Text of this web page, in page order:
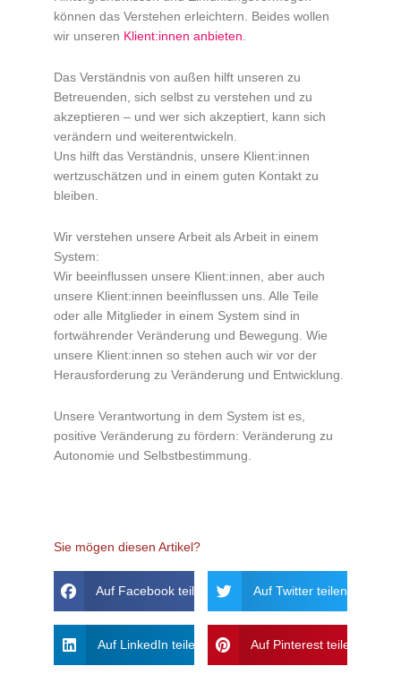
können das Verstehen erleichtern. Beides wollen
wir unseren Klient:innen anbieten
Das Verständnis von außen hilft unseren zu
Betreuenden, sich selbst zu verstehen und zu
akzeptieren – und wer sich akzeptiert, kann sich
verändern und weiterentwickeln.
Uns hilft das Verständnis, unsere Klient:innen
wertzuschätzen und in einem guten Kontakt zu
bleiben.
Wir verstehen unsere Arbeit als Arbeit in einem
System:
Wir beeinflussen unsere Klient:innen, aber auch
unsere Klient:innen beeinflussen uns. Alle Teile
oder alle Mitglieder in einem System sind in
fortwährender Veränderung und Bewegung. Wie
unsere Klient:innen so stehen auch wir vor der
Herausforderung zu Veränderung und Entwicklung.
Unsere Verantwortung in dem System ist es,
positive Veränderung zu fördern: Veränderung zu
Autonomie und Selbstbestimmung.
Sie mögen diesen Artikel?
Auf Facebook teilen Auf Twitter teilen
Auf LinkedIn teilen Auf Pinterest teilen